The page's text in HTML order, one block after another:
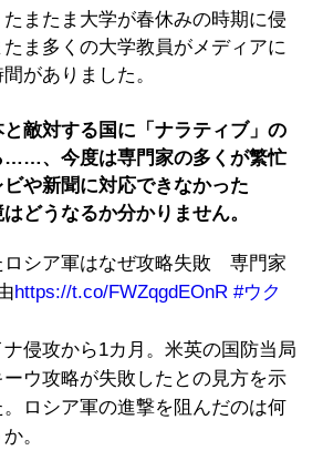
またま大学が春休みの時期に侵
ま多くの大学教員がメディアに
がありました。
と敵対する国に「ナラティブ」の
……、今度は専門家の多くが繁忙
や新聞に対応できなかった
どうなるか分かりません。
ロシア軍はなぜ攻略失敗 専門家
https://t.co/FWZqgdEOnR #ウク
侵攻から1カ月。米英の国防当局
ウ攻略が失敗したとの見方を示
ロシア軍の進撃を阻んだのは何
。